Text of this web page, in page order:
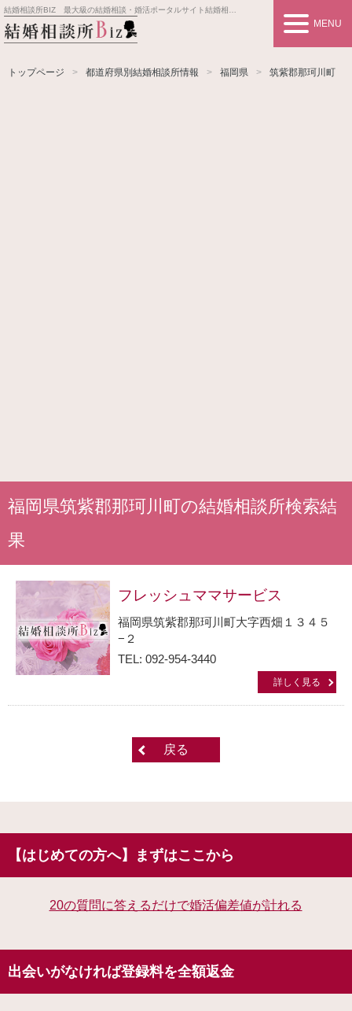
結婚相談所BIZ 最大級の結婚相談・婚活ポータルサイト結婚相談所事業者情報や婚活お見合いの悩み、対策を紹介します。
MENU
トップページ 都道府県別結婚相談所情報 福岡県 筑紫郡那珂川町
福岡県筑紫郡那珂川町の結婚相談所検索結
果
フレッシュママサービス
福岡県筑紫郡那珂川町大字西畑１３４５
−２
TEL: 092-954-3440
詳しく見る
戻る
【はじめての方へ】まずはここから
20の質問に答えるだけで婚活偏差値が計れる
出会いがなければ登録料を全額返金